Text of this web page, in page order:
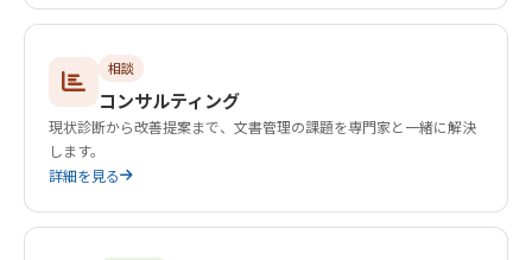
相談
コンサルティング
現状診断から改善提案まで、文書管理の課題を専門家と一緒に解決
します。
詳細を見る